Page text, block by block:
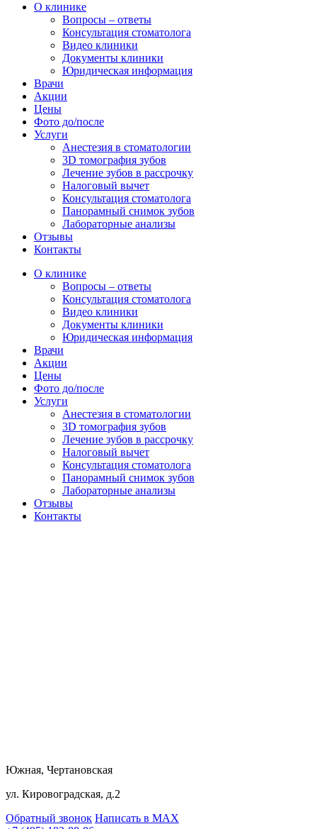
О клинике
Вопросы – ответы
Консультация стоматолога
Видео клиники
Документы клиники
Юридическая информация
Врачи
Акции
Цены
Фото до/после
Услуги
Анестезия в стоматологии
3D томография зубов
Лечение зубов в рассрочку
Налоговый вычет
Консультация стоматолога
Панорамный снимок зубов
Лабораторные анализы
Отзывы
Контакты
О клинике
Вопросы – ответы
Консультация стоматолога
Видео клиники
Документы клиники
Юридическая информация
Врачи
Акции
Цены
Фото до/после
Услуги
Анестезия в стоматологии
3D томография зубов
Лечение зубов в рассрочку
Налоговый вычет
Консультация стоматолога
Панорамный снимок зубов
Лабораторные анализы
Отзывы
Контакты
Южная, Чертановская
ул. Кировоградская, д.2
Обратный звонок Написать в MAX